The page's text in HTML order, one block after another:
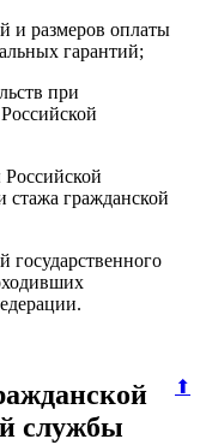
и размеров оплаты
гарантий;
при
Российской
гражданской
государственного
⬆
службы